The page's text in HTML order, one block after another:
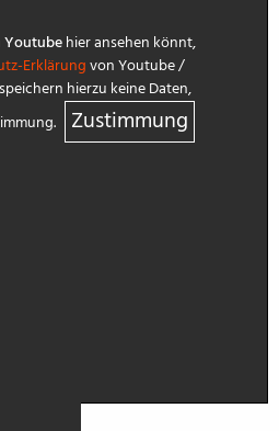
Youtubehier ansehen könnt,
Erklärungvon Youtube /
hierzu keine Daten,
Zustimmung